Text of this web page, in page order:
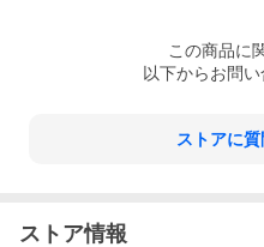
この商品に
以下からお問い
ストアに
ストア情報